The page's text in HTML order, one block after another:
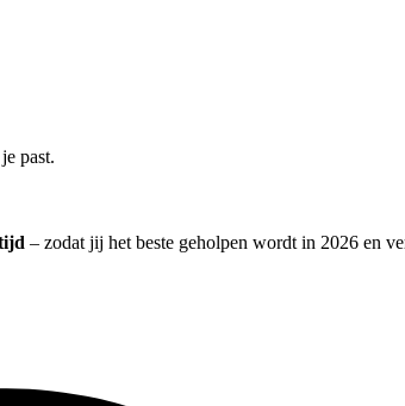
past.
– zodat jij het beste geholpen wordt in 2026 en